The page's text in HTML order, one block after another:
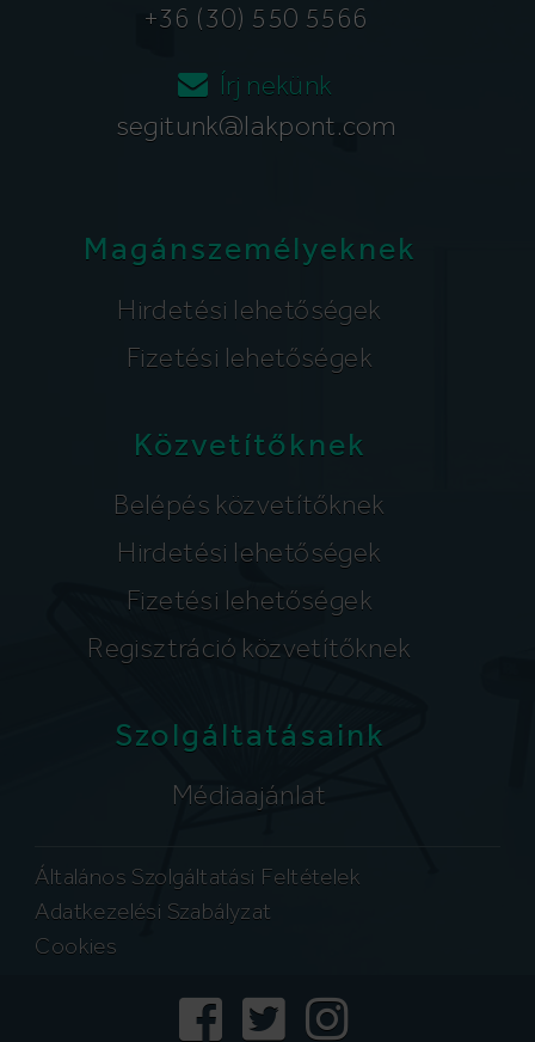
+36 (30) 550 5566
Írj nekünk
segitunk@lakpont.com
Magánszemélyeknek
Hirdetési lehetőségek
Fizetési lehetőségek
Közvetítőknek
Belépés közvetítőknek
Hirdetési lehetőségek
Fizetési lehetőségek
Regisztráció közvetítőknek
Szolgáltatásaink
Médiaajánlat
Általános Szolgáltatási Feltételek
Adatkezelési Szabályzat
Cookies